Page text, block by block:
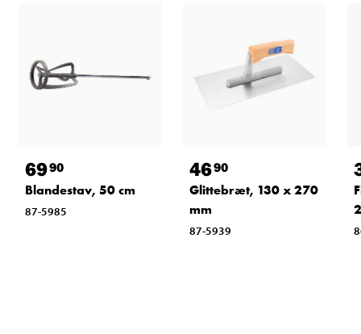
6990
Blandestav, 50 cm
87-5985
4690
Glittebræt, 130 x 270
mm
87-5939